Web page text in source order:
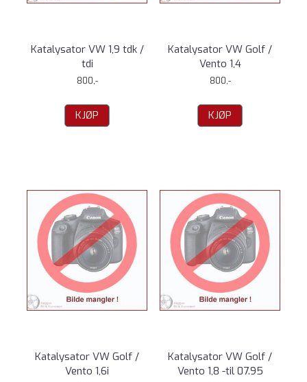
Katalysator VW 1,9 tdk /
tdi
800,-
KJØP
Katalysator VW Golf /
Vento 1,4
800,-
KJØP
Katalysator VW Golf /
Vento 1,6i
Katalysator VW Golf /
Vento 1,8 -til 07.95